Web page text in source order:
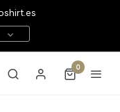
0